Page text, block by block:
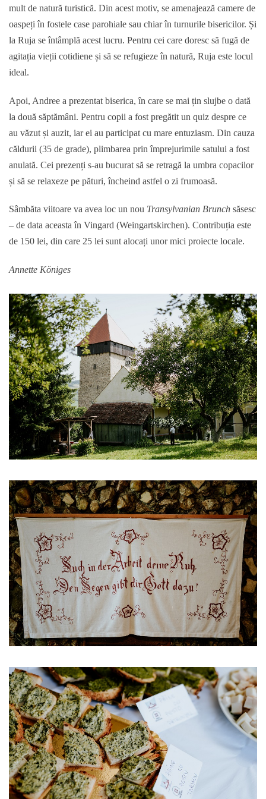
mult de natură turistică. Din acest motiv, se amenajează camere de
oaspeți în fostele case parohiale sau chiar în turnurile bisericilor. Și
la Ruja se întâmplă acest lucru. Pentru cei care doresc să fugă de
agitația vieții cotidiene și să se refugieze în natură, Ruja este locul
ideal.
Apoi, Andree a prezentat biserica, în care se mai țin slujbe o dată
la două săptămâni. Pentru copii a fost pregătit un quiz despre ce
au văzut și auzit, iar ei au participat cu mare entuziasm. Din cauza
căldurii (35 de grade), plimbarea prin împrejurimile satului a fost
anulată. Cei prezenți s-au bucurat să se retragă la umbra copacilor
și să se relaxeze pe pături, încheind astfel o zi frumoasă.
Sâmbăta viitoare va avea loc un nou Transylvanian Brunch săsesc
– de data aceasta în Vingard (Weingartskirchen). Contribuția este
de 150 lei, din care 25 lei sunt alocați unor mici proiecte locale.
Annette Königes